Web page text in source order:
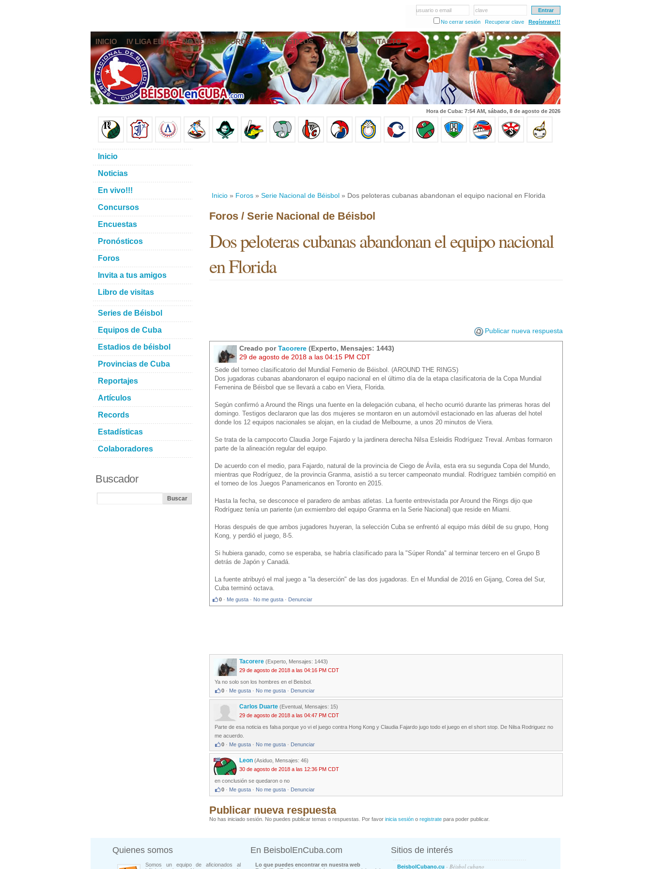
usuario o email
clave
No cerrar sesión
Recuperar clave Regístrate!!!
INICIO IV LIGA ELITE NOTICIAS FOROS PRONÓSTICOS EN VIVO CONTACTO
Hora de Cuba: 7:54 AM, sábado, 8 de agosto de 2026
Inicio » Foros » Serie Nacional de Béisbol » Dos peloteras cubanas abandonan el equipo nacional en Florida
Foros / Serie Nacional de Béisbol
Dos peloteras cubanas abandonan el equipo nacional
en Florida
Publicar nueva respuesta
Creado porTacorere (Experto, Mensajes: 1443)
29 de agosto de 2018 a las 04:15 PM CDT
Sede del torneo clasificatorio del Mundial Femenio de Béisbol. (AROUND THE RINGS)
Dos jugadoras cubanas abandonaron el equipo nacional en el último día de la etapa clasificatoria de la Copa Mundial
Femenina de Béisbol que se llevará a cabo en Viera, Florida.
Según confirmó a Around the Rings una fuente en la delegación cubana, el hecho ocurrió durante las primeras horas del
domingo. Testigos declararon que las dos mujeres se montaron en un automóvil estacionado en las afueras del hotel
donde los 12 equipos nacionales se alojan, en la ciudad de Melbourne, a unos 20 minutos de Viera.
Se trata de la campocorto Claudia Jorge Fajardo y la jardinera derecha Nilsa Esleidis Rodríguez Treval. Ambas formaron
parte de la alineación regular del equipo.
De acuerdo con el medio, para Fajardo, natural de la provincia de Ciego de Ávila, esta era su segunda Copa del Mundo,
mientras que Rodríguez, de la provincia Granma, asistió a su tercer campeonato mundial. Rodríguez también compitió en
el torneo de los Juegos Panamericanos en Toronto en 2015.
Hasta la fecha, se desconoce el paradero de ambas atletas. La fuente entrevistada por Around the Rings dijo que
Rodríguez tenía un pariente (un exmiembro del equipo Granma en la Serie Nacional) que reside en Miami.
Horas después de que ambos jugadores huyeran, la selección Cuba se enfrentó al equipo más débil de su grupo, Hong
Kong, y perdió el juego, 8-5.
Si hubiera ganado, como se esperaba, se habría clasificado para la "Súper Ronda" al terminar tercero en el Grupo B
detrás de Japón y Canadá.
La fuente atribuyó el mal juego a "la deserción" de las dos jugadoras. En el Mundial de 2016 en Gijang, Corea del Sur,
Cuba terminó octava.
0 · Me gusta · No me gusta · Denunciar
Tacorere (Experto, Mensajes: 1443)
29 de agosto de 2018 a las 04:16 PM CDT
Ya no solo son los hombres en el Beisbol.
0 · Me gusta · No me gusta · Denunciar
Carlos Duarte (Eventual, Mensajes: 15)
29 de agosto de 2018 a las 04:47 PM CDT
Parte de esa noticia es falsa porque yo vi el juego contra Hong Kong y Claudia Fajardo jugo todo el juego en el short stop. De Nilsa Rodriguez no
me acuerdo.
0 · Me gusta · No me gusta · Denunciar
Leon (Asiduo, Mensajes: 46)
30 de agosto de 2018 a las 12:36 PM CDT
en conclusión se quedaron o no
0 · Me gusta · No me gusta · Denunciar
Publicar nueva respuesta
No has iniciado sesión. No puedes publicar temas o respuestas. Por favor inicia sesión o registrate para poder publicar.
Inicio
Noticias
En vivo!!!
Concursos
Encuestas
Pronósticos
Foros
Invita a tus amigos
Libro de visitas
Series de Béisbol
Equipos de Cuba
Estadios de béisbol
Provincias de Cuba
Reportajes
Artículos
Records
Estadísticas
Colaboradores
Buscador
Quienes somos
Somos un equipo de aficionados al
En BeisbolEnCuba.com
Lo que puedes encontrar en nuestra web
Sitios de interés
BeisbolCubano.cu - Béisbol cubano